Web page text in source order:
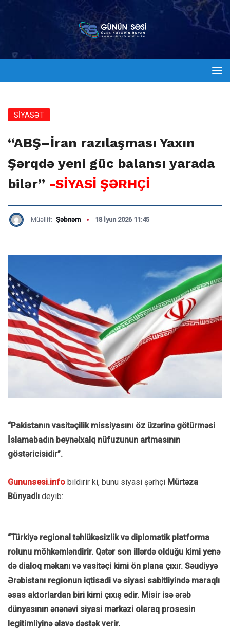
SİYASƏT
“ABŞ–İran razılaşması Yaxın
Şərqdə yeni güc balansı yarada
bilər” -SİYASİ ŞƏRHÇİ
Müəllif: Şəbnəm 18 İyun 2026 11:45
“Pakistanın vasitəçilik missiyasını öz üzərinə götürməsi
İslamabadın beynəlxalq nüfuzunun artmasının
göstəricisidir”.
Gununsesi.info bildirir ki, bunu siyasi şərhçi Mürtəza
Bünyadlı deyib:
“Türkiyə regional təhlükəsizlik və diplomatik platforma
rolunu möhkəmləndirir. Qətər son illərdə olduğu kimi yenə
də dialoq məkanı və vasitəçi kimi ön plana çıxır. Səudiyyə
Ərəbistanı regionun iqtisadi və siyasi sabitliyində maraqlı
əsas aktorlardan biri kimi çıxış edir. Misir isə ərəb
dünyasının ənənəvi siyasi mərkəzi olaraq prosesin
legitimliyinə əlavə dəstək verir.